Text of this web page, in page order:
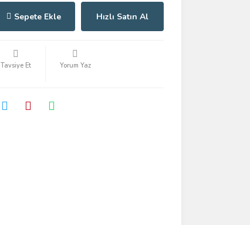
Sepete Ekle Hızlı Satın Al
Tavsiye Et Yorum Yaz